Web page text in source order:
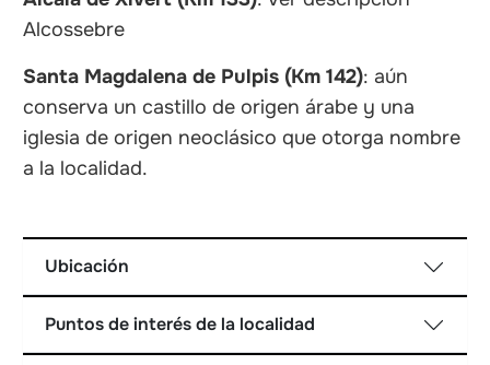
Alcossebre
Santa Magdalena de Pulpis (Km 142): aún
conserva un castillo de origen árabe y una
iglesia de origen neoclásico que otorga nombre
a la localidad.
Ubicación
Puntos de interés de la localidad